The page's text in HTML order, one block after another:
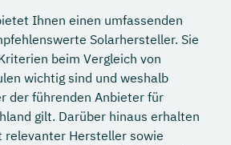
Ihnen einen umfassenden
Solarhersteller. Sie
beim Vergleich von
wichtig sind und weshalb
der führenden Anbieter für
gilt. Darüber hinaus erhalten
relevanter Hersteller sowie